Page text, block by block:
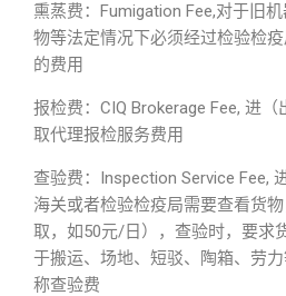
熏蒸费：Fumigation Fee,对于旧
物等法定情况下必须经过检验检
的费用
报检费：CIQ Brokerage Fee, 进
取代理报检服务费用
查验费：Inspection Service Fee,
海关或者检验检疫局需要查看货
取，如50元/日），查验时，要求
于搬运、场地、短驳、陶箱、劳
称查验费